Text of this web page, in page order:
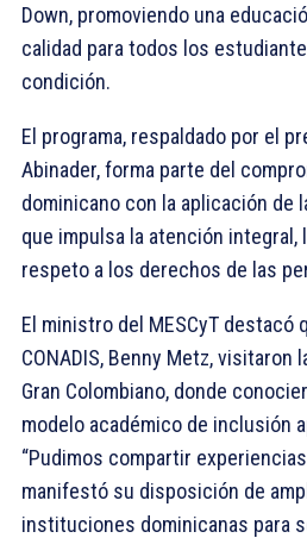
Down, promoviendo una
calidad para todos los
condición.
El programa, respaldado por el
Abinader, forma parte del
dominicano con la aplicación de
que impulsa la atención
respeto a los derechos de las
El ministro del MESCyT destacó
CONADIS, Benny Metz,
Gran Colombiano, donde
modelo académico de inclusión
“Pudimos compartir
manifestó su disposición de
instituciones dominicanas para